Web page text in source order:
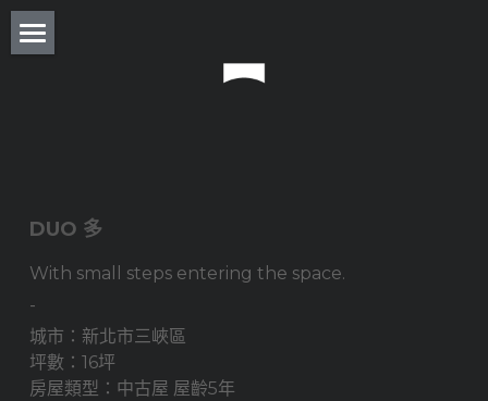
Real Estate
Award
Experience
Press
DUO 多
With small steps entering the space.
-
城市：新北市三峽區
坪數：16坪
房屋類型：中古屋 屋齡5年